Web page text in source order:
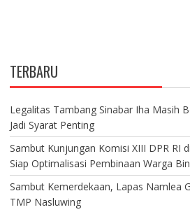
TERBARU
Legalitas Tambang Sinabar Iha Masih
Jadi Syarat Penting
Sambut Kunjungan Komisi XIII DPR RI
Siap Optimalisasi Pembinaan Warga
Sambut Kemerdekaan, Lapas Namlea
TMP Nasluwing